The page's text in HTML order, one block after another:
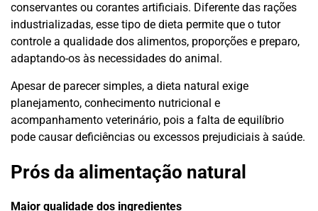
conservantes ou corantes artificiais. Diferente das rações
industrializadas, esse tipo de dieta permite que o tutor
controle a qualidade dos alimentos, proporções e preparo,
adaptando-os às necessidades do animal.
Apesar de parecer simples, a dieta natural exige
planejamento, conhecimento nutricional e
acompanhamento veterinário, pois a falta de equilíbrio
pode causar deficiências ou excessos prejudiciais à saúde.
Prós da alimentação natural
Maior qualidade dos ingredientes